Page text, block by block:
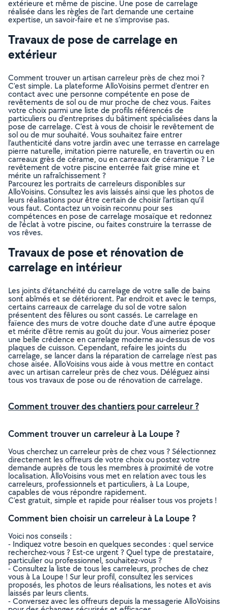
extérieure et même de piscine. Une pose de carrelage
réalisée dans les règles de l’art demande une certaine
expertise, un savoir-faire et ne s’improvise pas.
Travaux de pose de carrelage en
extérieur
Comment trouver un artisan carreleur près de chez moi ?
C'est simple. La plateforme AlloVoisins permet d’entrer en
contact avec une personne compétente en pose de
revêtements de sol ou de mur proche de chez vous. Faites
votre choix parmi une liste de profils référencés de
particuliers ou d’entreprises du bâtiment spécialisées dans la
pose de carrelage. C’est à vous de choisir le revêtement de
sol ou de mur souhaité. Vous souhaitez faire entrer
l’authenticité dans votre jardin avec une terrasse en carrelage
pierre naturelle, imitation pierre naturelle, en travertin ou en
carreaux grès de cérame, ou en carreaux de céramique ? Le
revêtement de votre piscine enterrée fait grise mine et
mérite un rafraîchissement ?
Parcourez les portraits de carreleurs disponibles sur
AlloVoisins. Consultez les avis laissés ainsi que les photos de
leurs réalisations pour être certain de choisir l’artisan qu’il
vous faut. Contactez un voisin reconnu pour ses
compétences en pose de carrelage mosaïque et redonnez
de l’éclat à votre piscine, ou faites construire la terrasse de
vos rêves.
Travaux de pose et rénovation de
carrelage en intérieur
Les joints d’étanchéité du carrelage de votre salle de bains
sont abîmés et se détériorent. Par endroit et avec le temps,
certains carreaux de carrelage du sol de votre salon
présentent des fêlures ou sont cassés. Le carrelage en
faïence des murs de votre douche date d’une autre époque
et mérite d’être remis au goût du jour. Vous aimeriez poser
une belle crédence en carrelage moderne au-dessus de vos
plaques de cuisson. Cependant, refaire les joints du
carrelage, se lancer dans la réparation de carrelage n’est pas
chose aisée. AlloVoisins vous aide à vous mettre en contact
avec un artisan carreleur près de chez vous. Déléguez ainsi
tous vos travaux de pose ou de rénovation de carrelage.
Comment trouver des chantiers pour carreleur ?
Comment trouver un carreleur à La Loupe ?
Vous cherchez un carreleur près de chez vous ? Sélectionnez
directement les offreurs de votre choix ou postez votre
demande auprès de tous les membres à proximité de votre
localisation. AlloVoisins vous met en relation avec tous les
carreleurs, professionnels et particuliers, à La Loupe,
capables de vous répondre rapidement.
C’est gratuit, simple et rapide pour réaliser tous vos projets !
Comment bien choisir un carreleur à La Loupe ?
Voici nos conseils :
- Indiquez votre besoin en quelques secondes : quel service
recherchez-vous ? Est-ce urgent ? Quel type de prestataire,
particulier ou professionnel, souhaitez-vous ?
- Consultez la liste de tous les carreleurs, proches de chez
vous à La Loupe ! Sur leur profil, consultez les services
proposés, les photos de leurs réalisations, les notes et avis
laissés par leurs clients.
- Conversez avec les offreurs depuis la messagerie AlloVoisins